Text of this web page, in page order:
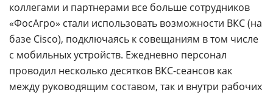
коллегами и партнерами все больше сотрудников
«ФосАгро» стали использовать возможности ВКС (на
базе Cisco), подключаясь к совещаниям в том числе
с мобильных устройств. Ежедневно персонал
проводил несколько десятков ВКС-сеансов как
между руководящим составом, так и внутри рабочих